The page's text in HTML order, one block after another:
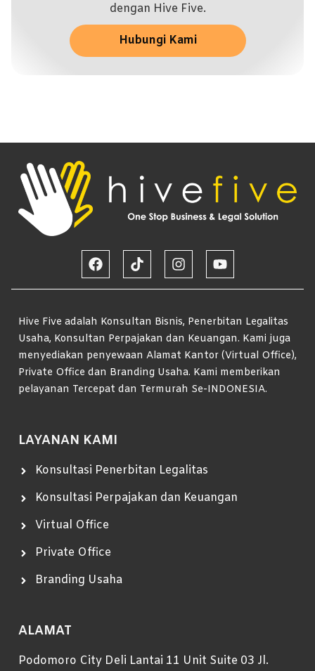
dengan Hive Five.
Hubungi Kami
Hive Five adalah Konsultan Bisnis, Penerbitan Legalitas
Usaha, Konsultan Perpajakan dan Keuangan. Kami juga
menyediakan penyewaan Alamat Kantor (Virtual Office),
Private Office dan Branding Usaha. Kami memberikan
pelayanan Tercepat dan Termurah Se-INDONESIA.
LAYANAN KAMI
Konsultasi Penerbitan Legalitas
Konsultasi Perpajakan dan Keuangan
Virtual Office
Private Office
Branding Usaha
ALAMAT
Podomoro City Deli Lantai 11 Unit Suite 03 Jl.